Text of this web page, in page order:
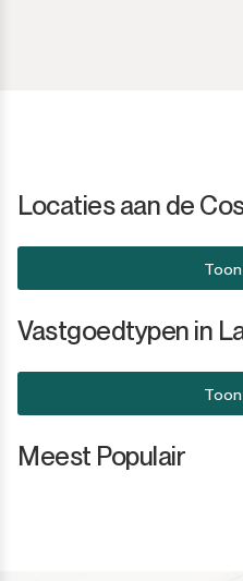
Locaties aan de
Vastgoedtypen in
Meest Populair